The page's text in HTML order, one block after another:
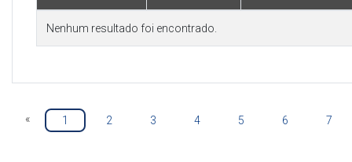
Nenhum resultado foi encontrado.
« 1 2 3 4 5 6 7